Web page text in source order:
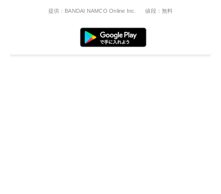
提供：BANDAI NAMCO Online Inc. 値段：無料